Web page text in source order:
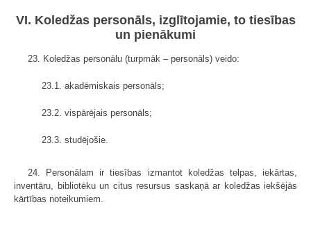
VI. Koledžas personāls, izglītojamie, to tiesības
un pienākumi
23. Koledžas personālu (turpmāk – personāls) veido:
23.1. akadēmiskais personāls;
23.2. vispārējais personāls;
23.3. studējošie.
24. Personālam ir tiesības izmantot koledžas telpas, iekārtas,
inventāru, bibliotēku un citus resursus saskaņā ar koledžas iekšējās
kārtības noteikumiem.